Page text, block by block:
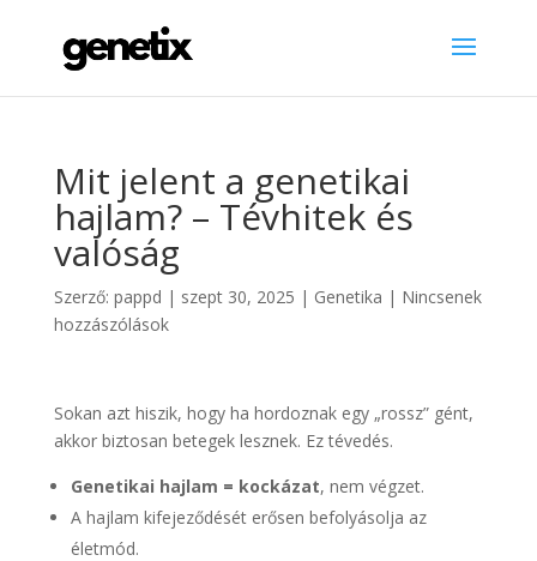
Mit jelent a genetikai
hajlam? – Tévhitek és
valóság
Szerző: pappd | szept 30, 2025 | Genetika | Nincsenek
hozzászólások
Sokan azt hiszik, hogy ha hordoznak egy „rossz” gént,
akkor biztosan betegek lesznek. Ez tévedés.
Genetikai hajlam = kockázat, nem végzet.
A hajlam kifejeződését erősen befolyásolja az
életmód.